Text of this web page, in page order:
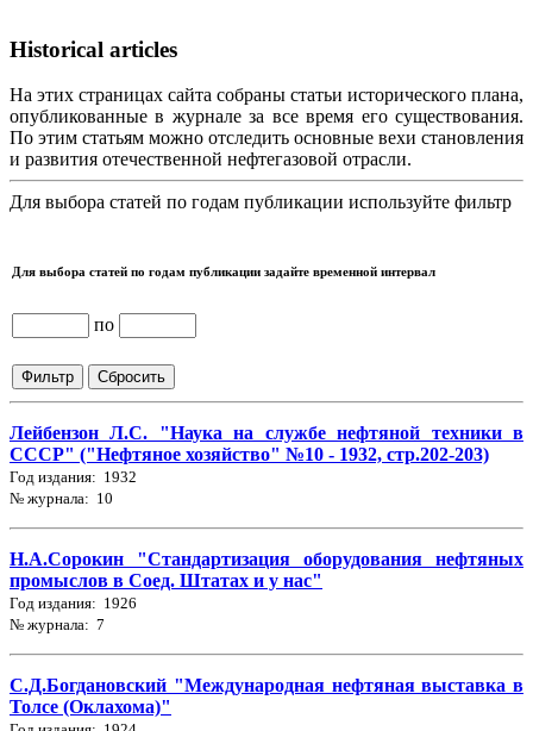
Historical articles
На этих страницах сайта собраны статьи исторического плана,
опубликованные в журнале за все время его существования.
По этим статьям можно отследить основные вехи становления
и развития отечественной нефтегазовой отрасли.
Для выбора статей по годам публикации используйте фильтр
Для выбора статей по годам публикации задайте временной интервал
по
Лейбензон Л.С. "Наука на службе нефтяной техники в
СССР" ("Нефтяное хозяйство" №10 - 1932, стр.202-203)
Год издания: 1932
№ журнала: 10
Н.А.Сорокин "Стандартизация оборудования нефтяных
промыслов в Соед. Штатах и у нас"
Год издания: 1926
№ журнала: 7
С.Д.Богдановский "Международная нефтяная выставка в
Толсе (Оклахома)"